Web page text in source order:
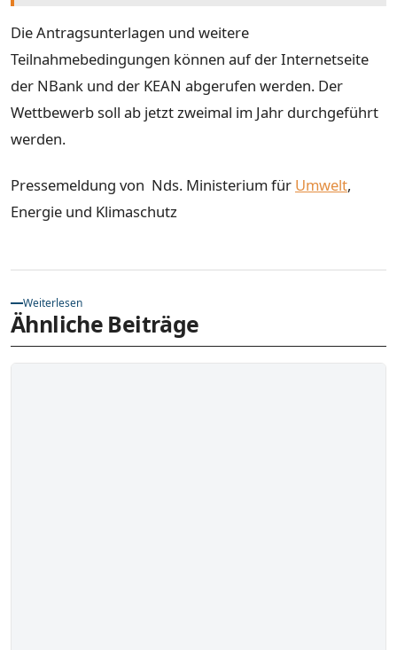
Die Antragsunterlagen und weitere
Teilnahmebedingungen können auf der Internetseite
der NBank und der KEAN abgerufen werden. Der
Wettbewerb soll ab jetzt zweimal im Jahr durchgeführt
werden.
Pressemeldung von Nds. Ministerium für Umwelt,
Energie und Klimaschutz
Weiterlesen
Ähnliche Beiträge